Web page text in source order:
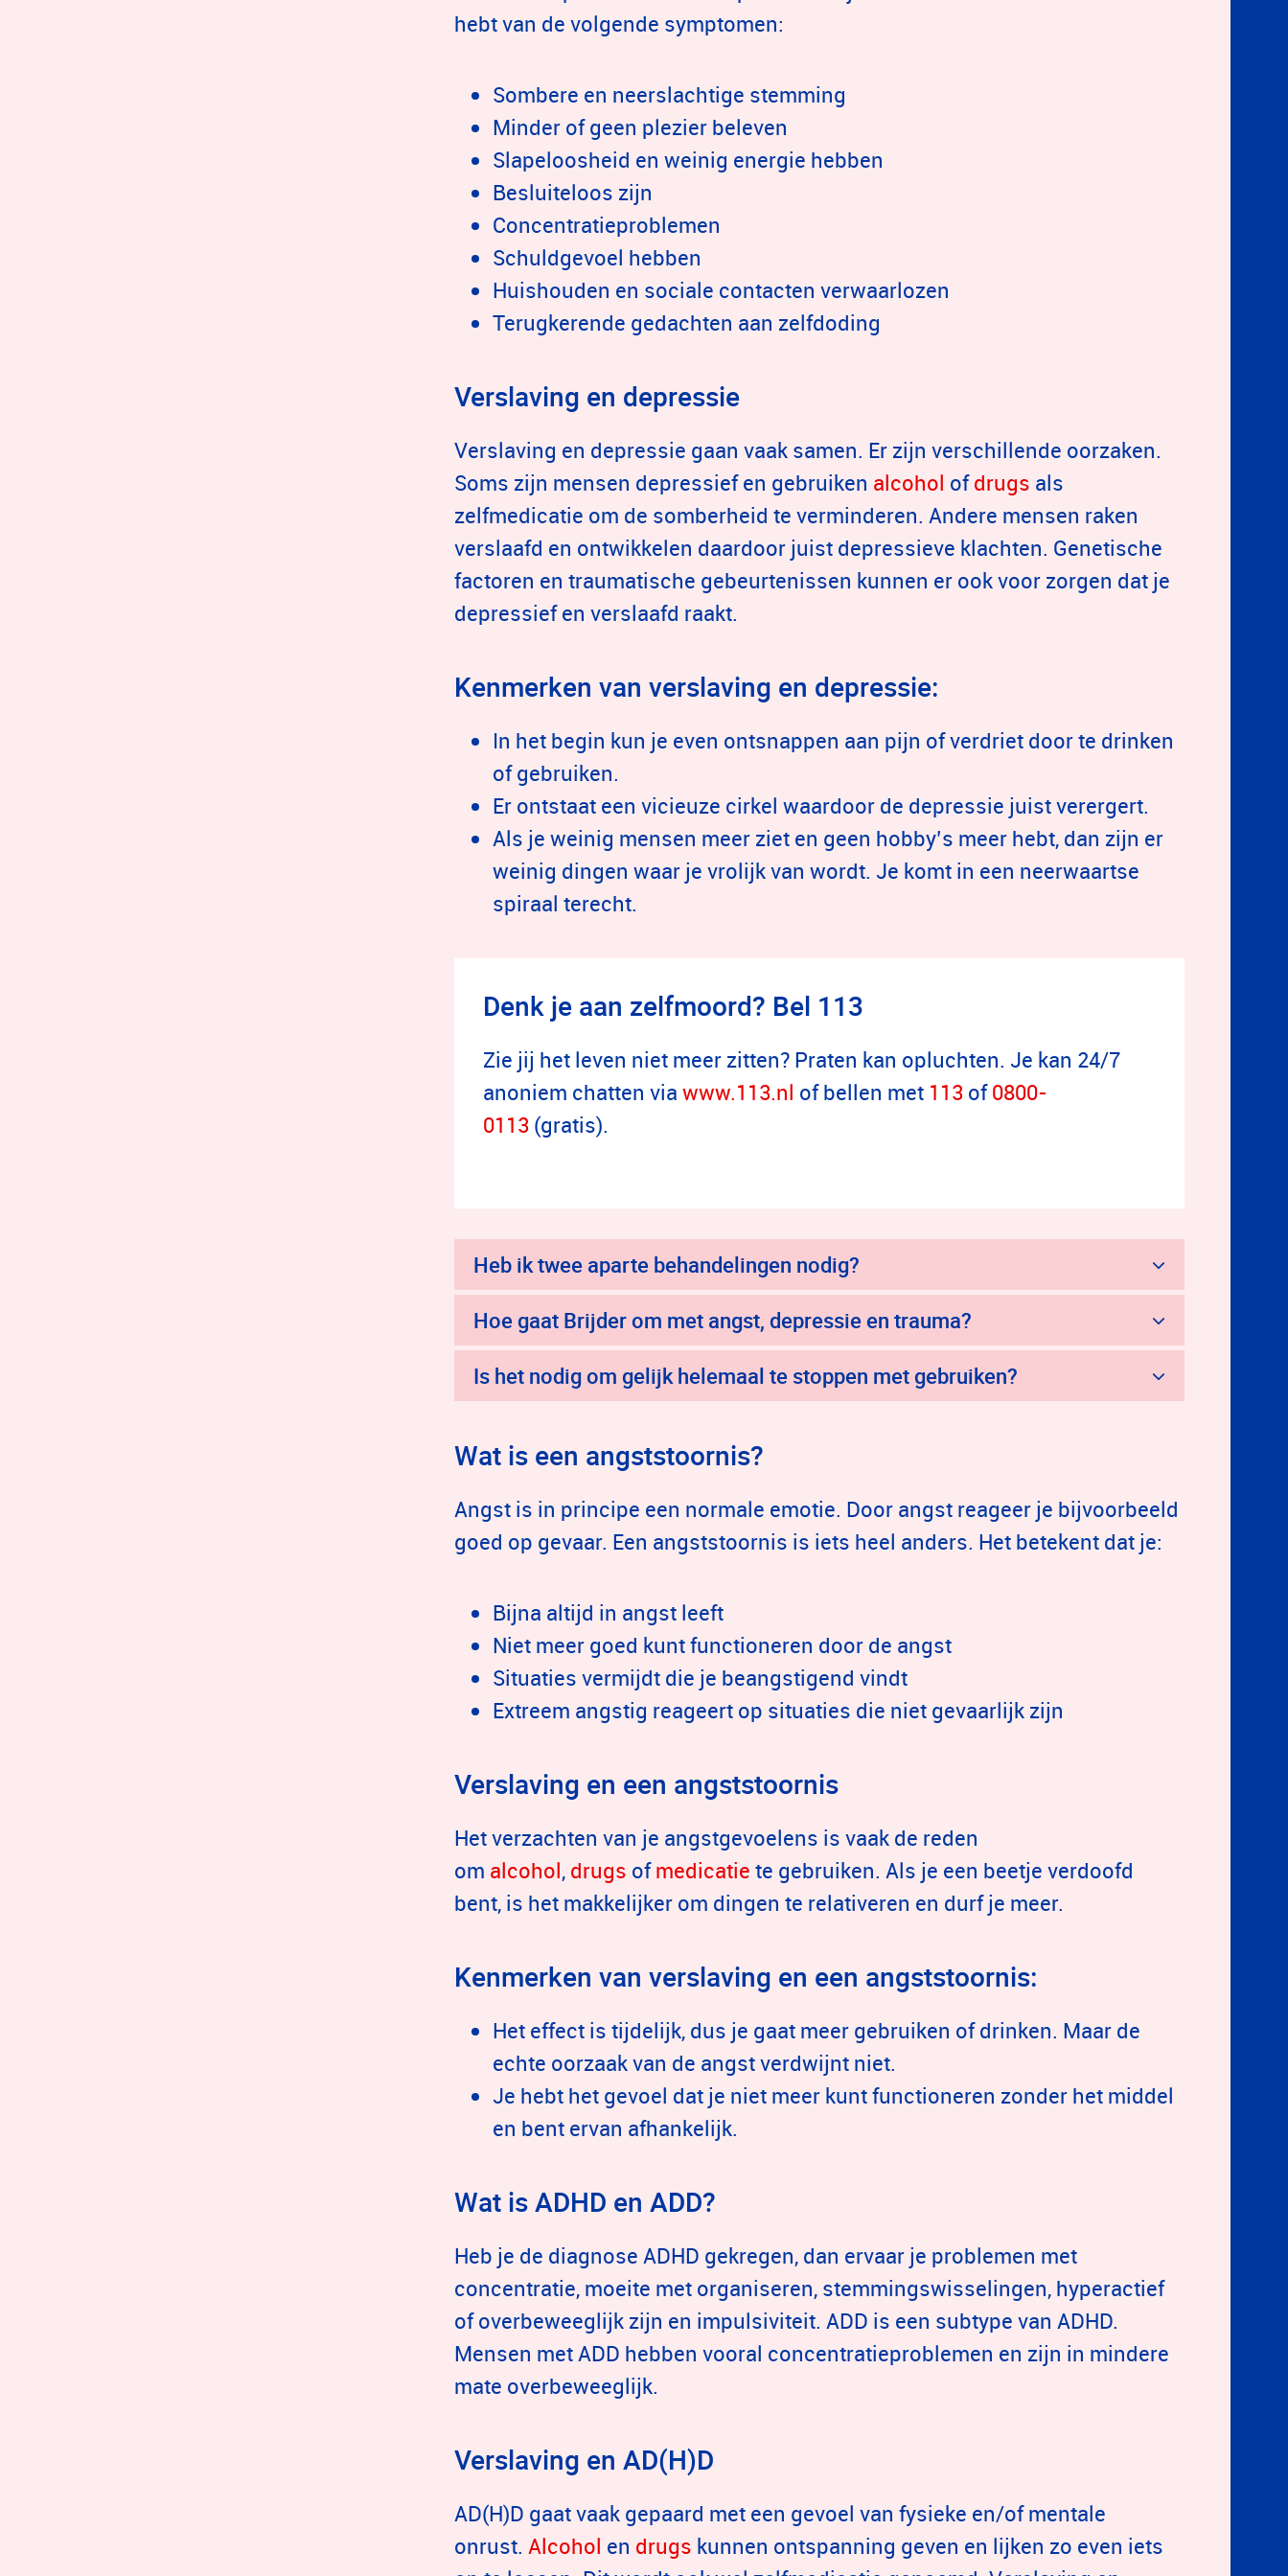
hebt van de volgende symptomen:
Sombere en neerslachtige stemming
Minder of geen plezier beleven
Slapeloosheid en weinig energie hebben
Besluiteloos zijn
Concentratieproblemen
Schuldgevoel hebben
Huishouden en sociale contacten verwaarlozen
Terugkerende gedachten aan zelfdoding
Verslaving en depressie
Verslaving en depressie gaan vaak samen. Er zijn verschillende oorzaken.
Soms zijn mensen depressief en gebruiken alcohol ofdrugs als
zelfmedicatie om de somberheid te verminderen. Andere mensen raken
verslaafd en ontwikkelen daardoor juist depressieve klachten. Genetische
factoren en traumatische gebeurtenissen kunnen er ook voor zorgen dat je
depressief en verslaafd raakt.
Kenmerken van verslaving en depressie:
In het begin kun je even ontsnappen aan pijn of verdriet door te drinken
of gebruiken.
Er ontstaat een vicieuze cirkel waardoor de depressie juist verergert.
Als je weinig mensen meer ziet en geen hobby’s meer hebt, dan zijn er
weinig dingen waar je vrolijk van wordt. Je komt in een neerwaartse
spiraal terecht.
Denk je aan zelfmoord? Bel 113
Zie jij het leven niet meer zitten? Praten kan opluchten. Je kan 24/7
anoniem chatten via www.113.nl of bellen met 113 of0800-
0113 (gratis).
Heb ik twee aparte behandelingen nodig?
Hoe gaat Brijder om met angst, depressie en trauma?
Is het nodig om gelijk helemaal te stoppen met gebruiken?
Wat is een angststoornis?
Angst is in principe een normale emotie. Door angst reageer je bijvoorbeeld
goed op gevaar. Een angststoornis is iets heel anders. Het betekent dat je:
Bijna altijd in angst leeft
Niet meer goed kunt functioneren door de angst
Situaties vermijdt die je beangstigend vindt
Extreem angstig reageert op situaties die niet gevaarlijk zijn
Verslaving en een angststoornis
Het verzachten van je angstgevoelens is vaak de reden
om alcohol, drugs ofmedicatie te gebruiken. Als je een beetje verdoofd
bent, is het makkelijker om dingen te relativeren en durf je meer.
Kenmerken van verslaving en een angststoornis:
Het effect is tijdelijk, dus je gaat meer gebruiken of drinken. Maar de
echte oorzaak van de angst verdwijnt niet.
Je hebt het gevoel dat je niet meer kunt functioneren zonder het middel
en bent ervan afhankelijk.
Wat is ADHD en ADD?
Heb je de diagnose ADHD gekregen, dan ervaar je problemen met
concentratie, moeite met organiseren, stemmingswisselingen, hyperactief
of overbeweeglijk zijn en impulsiviteit. ADD is een subtype van ADHD.
Mensen met ADD hebben vooral concentratieproblemen en zijn in mindere
mate overbeweeglijk.
Verslaving en AD(H)D
AD(H)D gaat vaak gepaard met een gevoel van fysieke en/of mentale
onrust. Alcohol en drugs kunnen ontspanning geven en lijken zo even iets